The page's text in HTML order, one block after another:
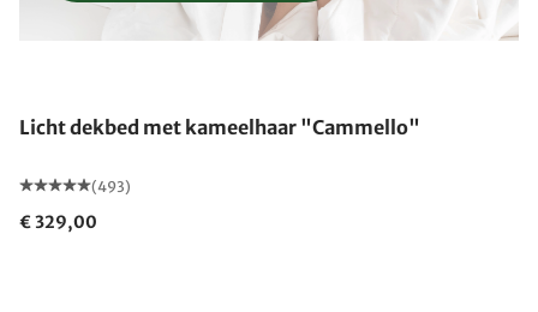
Licht dekbed met kameelhaar "Cammello"
(493)
€ 329,00